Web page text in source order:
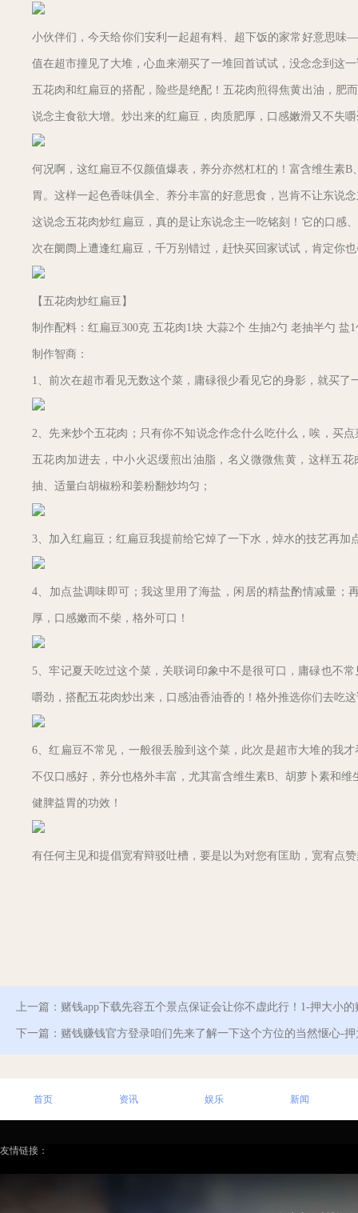
小伙伴们，今天给你们安利一起超有料、超下饭的家常好意思
值在超市撞见了大堆，心血来潮买了一堆回首试试，没念念到这
五花肉和红扁豆的搭配，险些是绝配！五花肉煎得焦黄出油，肥
说念主食欲大增。炒出来的红扁豆，肉质肥厚，口感嫩滑又不失
何况啊，这红扁豆不仅颜值爆表，养分亦然杠杠的！富含维生素
胃。这样一起色香味俱全、养分丰富的好意思食，岂肯不让东说
这说念五花肉炒红扁豆，真的是让东说念主一吃铭刻！它的口感
次在阛阓上遭逢红扁豆，千万别错过，赶快买回家试试，肯定你
【五花肉炒红扁豆】
制作配料：红扁豆300克 五花肉1块 大蒜2个 生抽2勺 老抽半勺 盐
制作智商：
1、前次在超市看见无数这个菜，庸碌很少看见它的身影，就买
2、先来炒个五花肉；只有你不知说念作念什么吃什么，唉，买
五花肉加进去，中小火迟缓煎出油脂，名义微微焦黄，这样五
抽、适量白胡椒粉和姜粉翻炒均匀；
3、加入红扁豆；红扁豆我提前给它焯了一下水，焯水的技艺再加
4、加点盐调味即可；我这里用了海盐，闲居的精盐酌情减量
厚，口感嫩而不柴，格外可口！
5、牢记夏天吃过这个菜，关联词印象中不是很可口，庸碌也不
嚼劲，搭配五花肉炒出来，口感油香油香的！格外推选你们去吃
6、红扁豆不常见，一般很丢脸到这个菜，此次是超市大堆的我
不仅口感好，养分也格外丰富，尤其富含维生素B、胡萝卜素和
健脾益胃的功效！
有任何主见和提倡宽宥辩驳吐槽，要是以为对您有匡助，宽宥点
上一篇： 赌钱app下载先容五个景点保证会让你不虚此行！1-押大小
下一篇： 赌钱赚钱官方登录咱们先来了解一下这个方位的当然惬心-
首页 资讯 娱乐 新闻
友情链接：